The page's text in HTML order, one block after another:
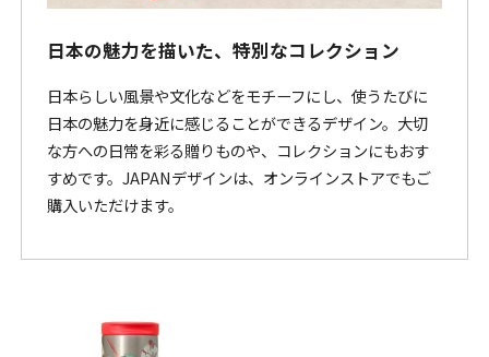
日本の魅力を描いた、特別なコレクション
日本らしい風景や文化などをモチーフにし、使うたびに
日本の魅力を身近に感じることができるデザイン。大切
な方への日常を彩る贈りものや、コレクションにもおす
すめです。JAPANデザインは、オンラインストアでもご
購入いただけます。